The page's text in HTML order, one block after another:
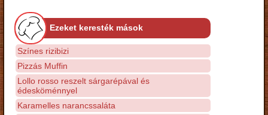
Ezeket keresték mások
Színes rizibizi
Pizzás Muffin
Lollo rosso reszelt sárgarépával és
édesköménnyel
Karamelles narancssaláta